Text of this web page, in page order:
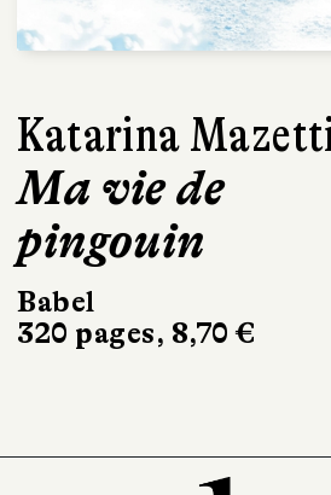
Tonino
Benacquista
Romanesque
Gallimard
240 pages, 19 €